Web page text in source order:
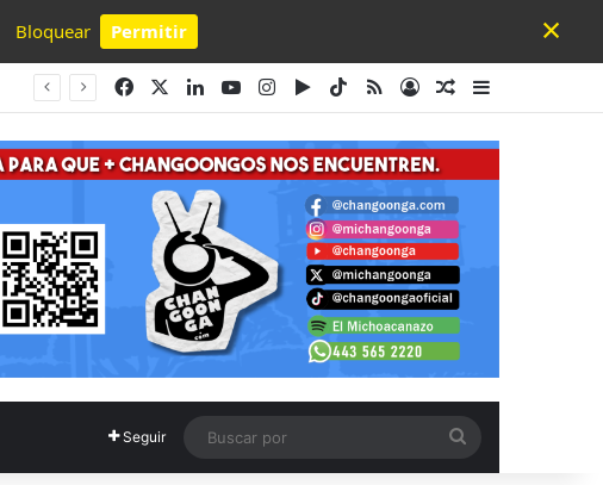
Bloquear Permitir
Powered by SendPulse
×
FacebookLinkedInYouTubeInstagram
Google Play
TikTok
RSSAccesoPublicación al
Barra lateral
Seguir
por